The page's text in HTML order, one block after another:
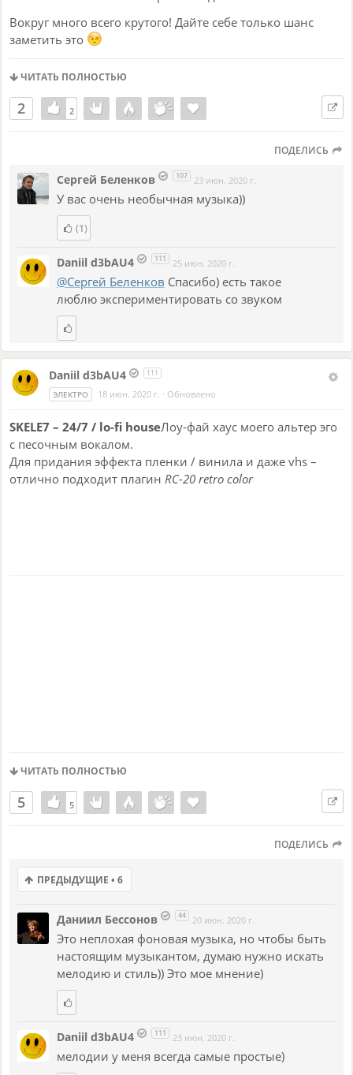
Вокруг много всего крутого! Дайте себе только шанс
заметить это
ЧИТАТЬ ПОЛНОСТЬЮ
2 2
2
ПОДЕЛИСЬ
Сергей Беленков 107 23 июн. 2020 г.
У вас очень необычная музыка))
(1)
Daniil d3bAU4 111 25 июн. 2020 г.
@Сергей Беленков Спасибо) есть такое
люблю экспериментировать со звуком
Daniil d3bAU4 111
ЭЛЕКТРО 18 июн. 2020 г. · Обновлено
SKELE7 – 24/7 / lo-fi houseЛоу-фай хаус моего альтер эго
с песочным вокалом.
Для придания эффекта пленки / винила и даже vhs –
отлично подходит плагин RC-20 retro color
ЧИТАТЬ ПОЛНОСТЬЮ
5 5
5
ПОДЕЛИСЬ
ПРЕДЫДУЩИЕ • 6
Даниил Бессонов 44 20 июн. 2020 г.
Это неплохая фоновая музыка, но чтобы быть
настоящим музыкантом, думаю нужно искать
мелодию и стиль)) Это мое мнение)
Daniil d3bAU4 111 23 июн. 2020 г.
мелодии у меня всегда самые простые)